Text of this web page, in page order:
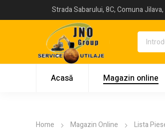
Strada Sabarului, 8C, Comuna
Acasă Magazin online
Home Magazin Online Lista